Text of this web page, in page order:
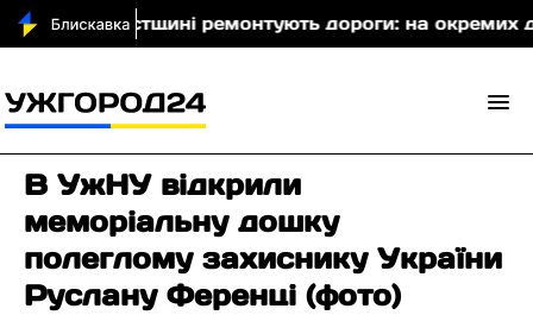
На Хустщині ремонтують дороги: на окремих
В УжНУ відкрили
меморіальну дошку
полеглому захиснику України
Руслану Ференці (фото)